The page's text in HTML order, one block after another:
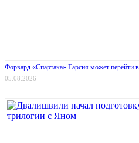
Форвард «Спартака» Гарсия может перейти
05.08.2026